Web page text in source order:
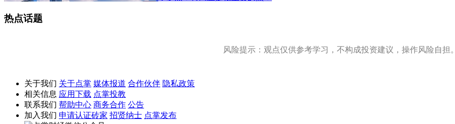
热点话题
风险提示：观点仅供参考学习，不构成投资建议，操作风险自担。
关于我们 关于点掌 媒体报道 合作伙伴 隐私政策
相关信息 应用下载 点掌投教
联系我们 帮助中心 商务合作 公告
加入我们 申请认证砖家 招贤纳士 点掌发布